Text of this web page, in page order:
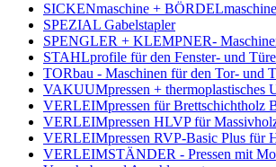
SICKENmaschine +
SPEZIAL Gabelstapler
SPENGLER + KLEMPNER-
STAHLprofile für den Fenster- und
TORbau - Maschinen für den Tor- und
VAKUUMpressen + thermoplastisches
VERLEIMpressen für Brettschichtholz
VERLEIMpressen HLVP für
VERLEIMpressen RVP-Basic Plus für
VERLEIMSTÄNDER - Pressen mit